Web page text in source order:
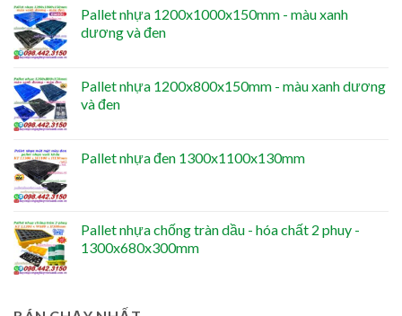
Pallet nhựa 1200x1000x150mm - màu xanh
dương và đen
Pallet nhựa 1200x800x150mm - màu xanh dương
và đen
Pallet nhựa đen 1300x1100x130mm
Pallet nhựa chống tràn dầu - hóa chất 2 phuy -
1300x680x300mm